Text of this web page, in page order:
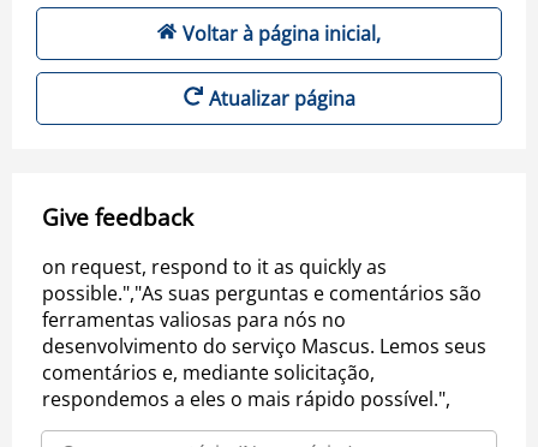
Voltar à página inicial,
Atualizar página
Give feedback
on request, respond to it as quickly as
possible.","As suas perguntas e comentários são
ferramentas valiosas para nós no
desenvolvimento do serviço Mascus. Lemos seus
comentários e, mediante solicitação,
respondemos a eles o mais rápido possível.",